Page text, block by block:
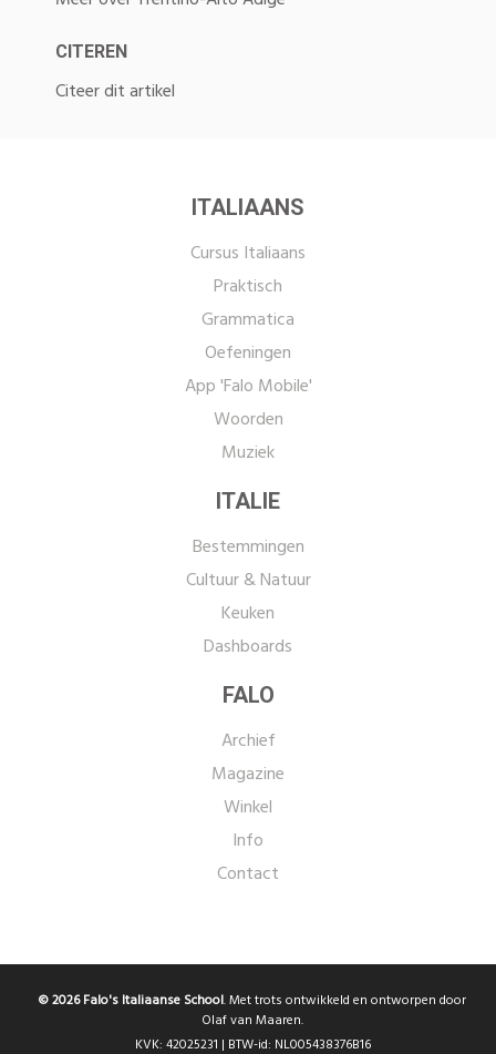
CITEREN
Citeer dit artikel
ITALIAANS
Cursus Italiaans
Praktisch
Grammatica
Oefeningen
App 'Falo Mobile'
Woorden
Muziek
ITALIE
Bestemmingen
Cultuur & Natuur
Keuken
Dashboards
FALO
Archief
Magazine
Winkel
Info
Contact
© 2026 Falo's Italiaanse School. Met trots ontwikkeld en ontworpen door
Olaf van Maaren.
KVK: 42025231 | BTW-id: NL005438376B16